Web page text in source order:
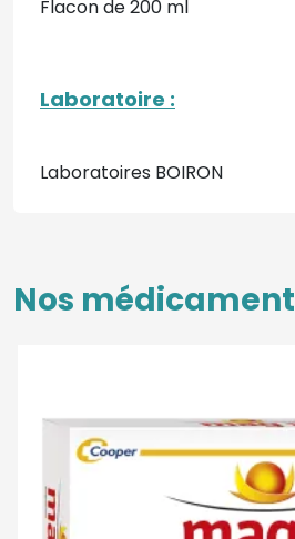
Flacon de 200 ml
Laboratoire :
Laboratoires BOIRON
Nos